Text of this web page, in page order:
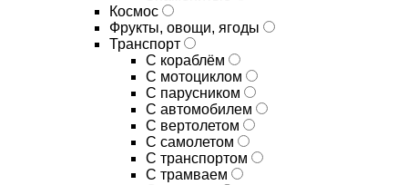
Космос
Фрукты, овощи, ягоды
Транспорт
С кораблём
С мотоциклом
С парусником
С автомобилем
С вертолетом
С самолетом
С транспортом
С трамваем